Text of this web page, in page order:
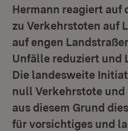
Hermann reagiert
zu Verkehrstoten auf
auf engen
Unfälle reduziert und
Die landesweite
null Verkehrstote
aus diesem Grund
für vorsichtiges und